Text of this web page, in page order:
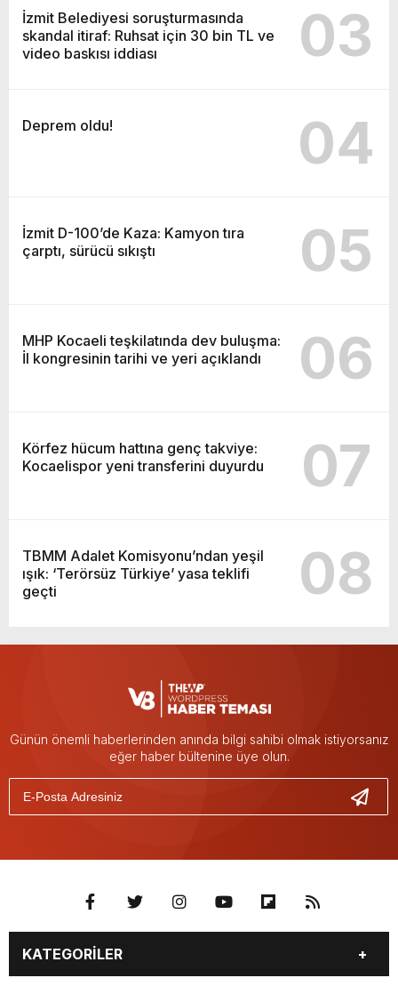
İzmit Belediyesi soruşturmasında
skandal itiraf: Ruhsat için 30 bin TL ve
video baskısı iddiası
03
Deprem oldu! 04
İzmit D-100’de Kaza: Kamyon tıra
çarptı, sürücü sıkıştı
05
MHP Kocaeli teşkilatında dev buluşma:
İl kongresinin tarihi ve yeri açıklandı
06
Körfez hücum hattına genç takviye:
Kocaelispor yeni transferini duyurdu
07
TBMM Adalet Komisyonu’ndan yeşil
ışık: ‘Terörsüz Türkiye’ yasa teklifi
geçti
08
Günün önemli haberlerinden anında bilgi sahibi olmak istiyorsanız
eğer haber bültenine üye olun.
KATEGORİLER